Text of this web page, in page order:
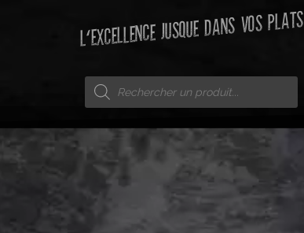
L'EXCELLENCE JUSQUE DANS VOS PLATS